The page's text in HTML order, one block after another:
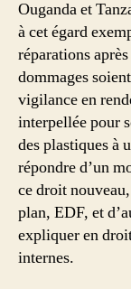
Ouganda et
à cet égard
réparations
dommages
vigilance en
interpellée pour
des plastiques à
répondre d’un
ce droit
plan, EDF, et
expliquer en
internes.